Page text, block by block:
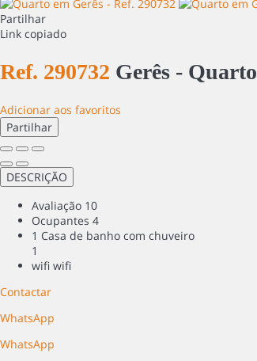
Partilhar
Link copiado
Ref. 290732 Gerês - Quarto
Adicionar aos favoritos
Partilhar
DESCRIÇÃO
Avaliação 10
Ocupantes 4
1 Casa de banho com chuveiro
1
wifi wifi
Contactar
WhatsApp
WhatsApp